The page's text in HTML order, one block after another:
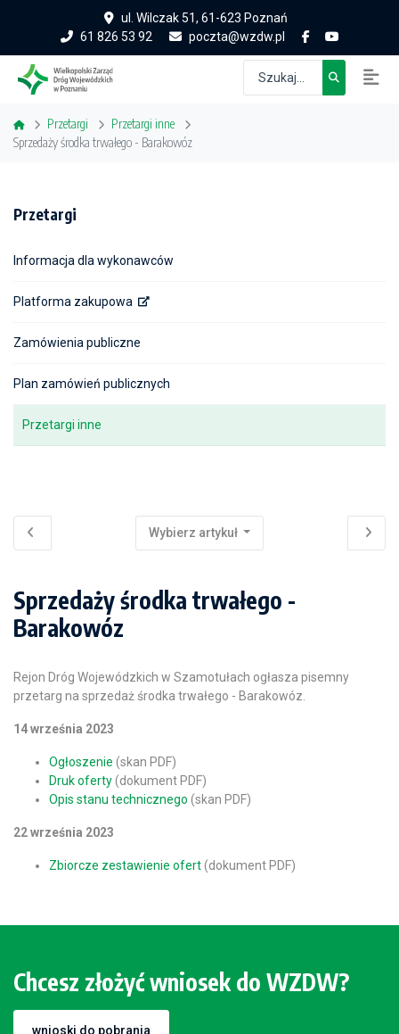
ul. Wilczak 51, 61-623 Poznań
61 826 53 92
poczta@wzdw.pl
Przetargi
Przetargi inne
Sprzedaży środka trwałego - Barakowóz
Przetargi
Informacja dla wykonawców
Platforma zakupowa
Zamówienia publiczne
Plan zamówień publicznych
Przetargi inne
Wybierz artykuł
Sprzedaży środka trwałego -
Barakowóz
Rejon Dróg Wojewódzkich w Szamotułach ogłasza pisemny
przetarg na sprzedaż środka trwałego - Barakowóz.
14 września 2023
Ogłoszenie (skan PDF)
Druk oferty(dokument PDF)
Opis stanu technicznego (skan PDF)
22 września 2023
Zbiorcze zestawienie ofert(dokument PDF)
Chcesz złożyć wniosek do WZDW?
wnioski do pobrania